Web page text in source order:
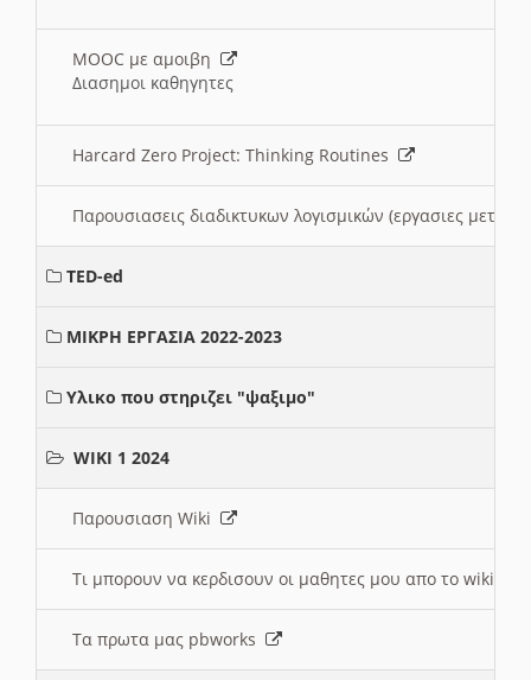
MOOC με αμοιβη
Διασημοι καθηγητες
Harcard Zero Project: Thinking Routines
Παρουσιασεις διαδικτυκων λογισμικών (εργασιες
TED-ed
ΜΙΚΡΗ ΕΡΓΑΣΙΑ 2022-2023
Υλικο που στηριζει "ψαξιμο"
WIKI 1 2024
Παρουσιαση Wiki
Τι μπορουν να κερδισουν οι μαθητες μου απο το wiki
Τα πρωτα μας pbworks